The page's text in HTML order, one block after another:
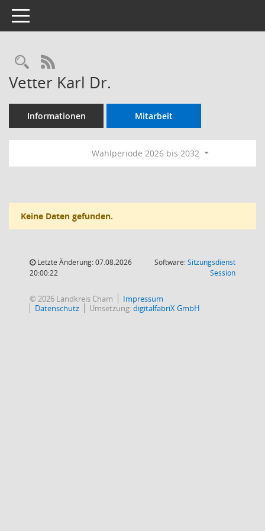
Toggle navigation
Rechercheauswahl
RSS-Feed
Vetter Karl Dr.
Informationen Mitarbeit
Wahlperiode 2026 bis 2032
Keine Daten gefunden.
Letzte Änderung: 07.08.2026
20:00:22
Software:Sitzungsdienst
Session(Wird in
© 2026 Landkreis Cham
Impressum
Datenschutz
Umsetzung:digitalfabriX GmbH